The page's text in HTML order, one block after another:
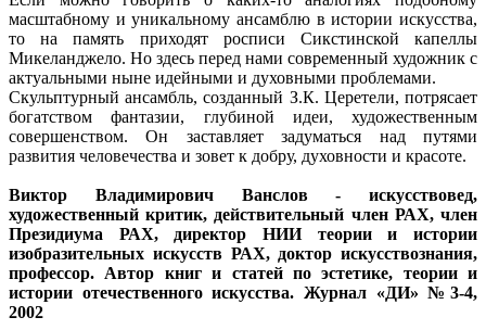
масштабному и уникальному ансамблю в истории искусства,
то на память приходят росписи Сикстинской капеллы
Микеланджело. Но здесь перед нами современный художник с
актуальными ныне идейными и духовными проблемами.
Скульптурный ансамбль, созданный З.К. Церетели, потрясает
богатством фантазии, глубиной идеи, художественным
совершенством. Он заставляет задуматься над путями
развития человечества и зовет к добру, духовности и красоте.
Виктор Владимирович Ванслов - искусствовед,
художественный критик, действительный член РАХ, член
Президиума РАХ, директор НИИ теории и истории
изобразительных искусств РАХ, доктор искусствознания,
профессор. Автор книг и статей по эстетике, теории и
истории отечественного искусства. Журнал «ДИ» №3-4,
2002